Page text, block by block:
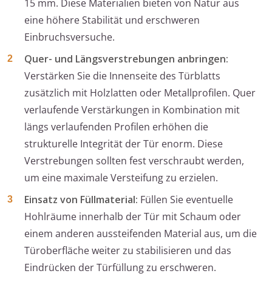
15 mm. Diese Materialien bieten von Natur aus
eine höhere Stabilität und erschweren
Einbruchsversuche.
Quer- und Längsverstrebungen anbringen:
Verstärken Sie die Innenseite des Türblatts
zusätzlich mit Holzlatten oder Metallprofilen. Quer
verlaufende Verstärkungen in Kombination mit
längs verlaufenden Profilen erhöhen die
strukturelle Integrität der Tür enorm. Diese
Verstrebungen sollten fest verschraubt werden,
um eine maximale Versteifung zu erzielen.
Einsatz von Füllmaterial: Füllen Sie eventuelle
Hohlräume innerhalb der Tür mit Schaum oder
einem anderen aussteifenden Material aus, um die
Türoberfläche weiter zu stabilisieren und das
Eindrücken der Türfüllung zu erschweren.